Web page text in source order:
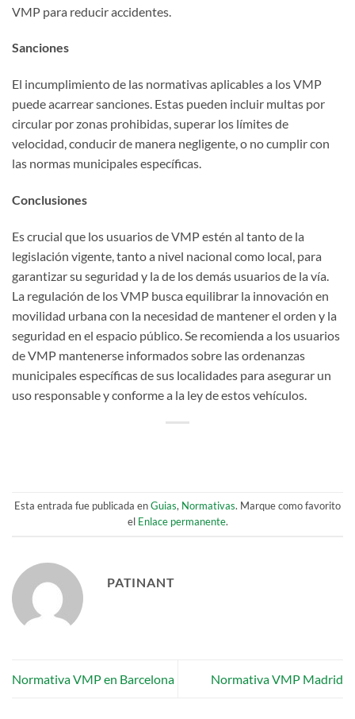
VMP para reducir accidentes.
Sanciones
El incumplimiento de las normativas aplicables a los VMP
puede acarrear sanciones. Estas pueden incluir multas por
circular por zonas prohibidas, superar los límites de
velocidad, conducir de manera negligente, o no cumplir con
las normas municipales específicas.
Conclusiones
Es crucial que los usuarios de VMP estén al tanto de la
legislación vigente, tanto a nivel nacional como local, para
garantizar su seguridad y la de los demás usuarios de la vía.
La regulación de los VMP busca equilibrar la innovación en
movilidad urbana con la necesidad de mantener el orden y la
seguridad en el espacio público. Se recomienda a los usuarios
de VMP mantenerse informados sobre las ordenanzas
municipales específicas de sus localidades para asegurar un
uso responsable y conforme a la ley de estos vehículos.
Esta entrada fue publicada enGuias, Normativas. Marque como favorito
el Enlace permanente.
PATINANT
Normativa VMP en Barcelona Normativa VMP Madrid